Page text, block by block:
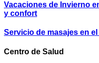
Vacaciones de Invierno
y confort
Servicio de masajes en el
Centro de Salud